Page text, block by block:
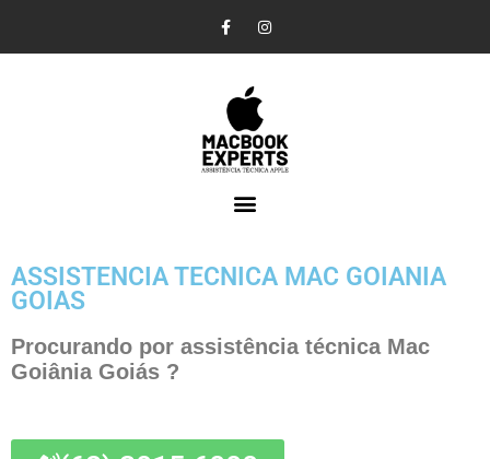
Pular
ASSISTENCIA TECNICA MAC GOIANIA
GOIAS
Procurando por assistência técnica Mac
Goiânia Goiás ?